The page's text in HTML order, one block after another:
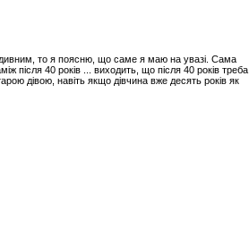
дивним, то я поясню, що саме я маю на увазі. Сама
після 40 років ... виходить, що після 40 років треба
дівою, навіть якщо дівчина вже десять років як